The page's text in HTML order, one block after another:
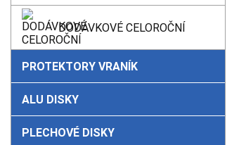
DODÁVKOVÉ CELOROČNÍ
PROTEKTORY VRANÍK
ALU DISKY
PLECHOVÉ DISKY